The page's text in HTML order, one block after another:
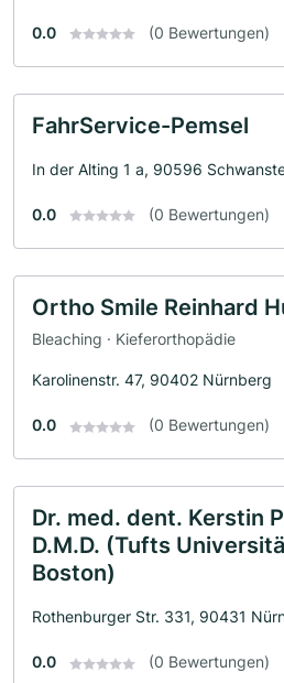
0.0 (0 Bewertungen)
FahrService-Pemsel
In der Alting 1 a, 90596
0.0 (0 Bewertungen)
Ortho Smile Reinhard
Bleaching · Kieferorthopädie
Karolinenstr. 47, 90402 Nürnberg
0.0 (0 Bewertungen)
Dr. med. dent. Kerstin
D.M.D. (Tufts
Boston)
Rothenburger Str. 331, 90431
0.0 (0 Bewertungen)